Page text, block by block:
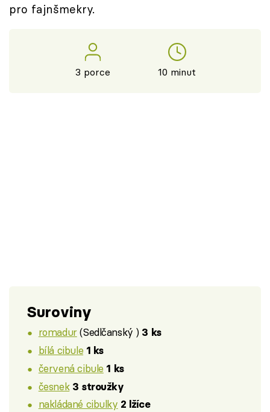
pro fajnšmekry.
3 porce 10 minut
Suroviny
romadur(Sedlčanský ) 3 ks
bílá cibule 1 ks
červená cibule 1 ks
česnek 3 stroužky
nakládané cibulky 2 lžíce